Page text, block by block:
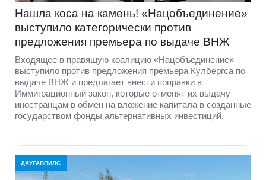
Нашла коса на камень! «Нацобъединение»
выступило категорически против
предложения премьера по выдаче ВНЖ
Входящее в правящую коалицию «Нацобъединение»
выступило против предложения премьера Кулбергса по
выдаче ВНЖ и предлагает внести поправки в
Иммиграционный закон, которые отменят их выдачу
иностранцам в обмен на вложение капитала в созданные
государством фонды альтернативных инвестиций.
ДАУГАВПИЛС